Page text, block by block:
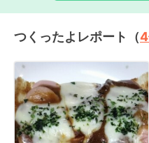
つくったよレポート（4